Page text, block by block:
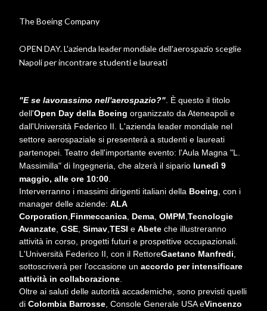
The Boeing Company
OPEN DAY. L'azienda leader mondiale dell'aerospazio sceglie
Napoli per incontrare studenti e laureati
"E se lavorassimo nell'aerospazio?" . È questo il titolo
dell'Open Day della Boeing organizzato da Ateneapoli e
dall'Università Federico II. L'azienda leader mondiale nel
settore aerospaziale si presenterà a studenti e laureati
partenopei. Teatro dell'importante evento: l'Aula Magna "L.
Massimilla" di Ingegneria, che alzerà il sipario lunedì 9
maggio, alle ore 10:00
Interverranno i massimi dirigenti italiani della Boeing , con i
manager delle aziende: ALA
Corporation Finmeccanica Dema OMPM Tecnologie
Avanzate GSE Simav TESI e Abete che illustreranno
attività in corso, progetti futuri e prospettive occupazionali.
L'Università Federico II, con il RettoreGaetano Manfredi
sottoscriverà per l'occasione un accordo per intensificare
attività in collaborazione
Oltre ai saluti delle autorità accademiche, sono previsti quelli
di Colombia Barrosse , Console Generale USA eVincenzo